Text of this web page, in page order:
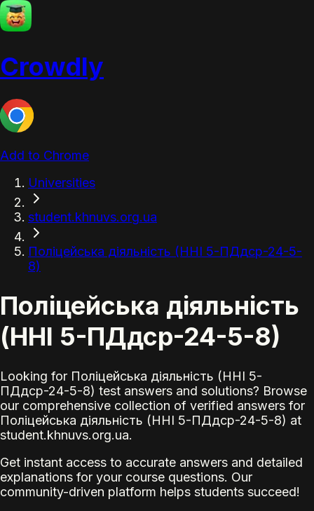
Crowdly
Add to Chrome
Universities
student.khnuvs.org.ua
Поліцейська діяльність (ННІ 5-ПДдср-24-5-
8)
Поліцейська діяльність
(ННІ 5-ПДдср-24-5-8)
Looking for Поліцейська діяльність (ННІ 5-
ПДдср-24-5-8) test answers and solutions? Browse
our comprehensive collection of verified answers for
Поліцейська діяльність (ННІ 5-ПДдср-24-5-8) at
student.khnuvs.org.ua.
Get instant access to accurate answers and detailed
explanations for your course questions. Our
community-driven platform helps students succeed!